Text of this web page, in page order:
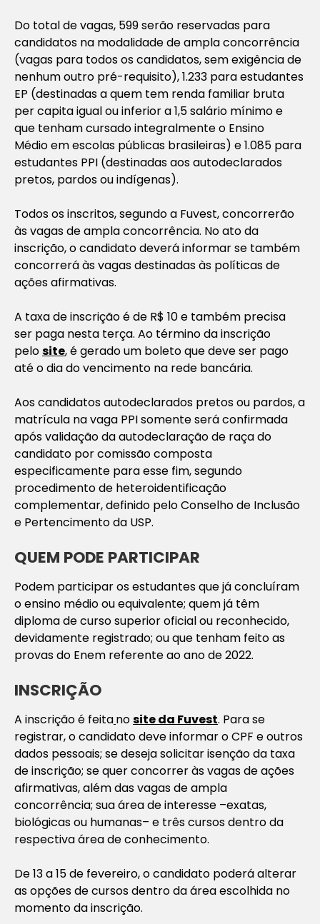
Do total de vagas, 599 serão reservadas para
candidatos na modalidade de ampla concorrência
(vagas para todos os candidatos, sem exigência de
nenhum outro pré-requisito), 1.233 para estudantes
EP (destinadas a quem tem renda familiar bruta
per capita igual ou inferior a 1,5 salário mínimo e
que tenham cursado integralmente o Ensino
Médio em escolas públicas brasileiras) e 1.085 para
estudantes PPI (destinadas aos autodeclarados
pretos, pardos ou indígenas).
Todos os inscritos, segundo a Fuvest, concorrerão
às vagas de ampla concorrência. No ato da
inscrição, o candidato deverá informar se também
concorrerá às vagas destinadas às políticas de
ações afirmativas.
A taxa de inscrição é de R$ 10 e também precisa
ser paga nesta terça. Ao término da inscrição
pelosite, é gerado um boleto que deve ser pago
até o dia do vencimento na rede bancária.
Aos candidatos autodeclarados pretos ou pardos, a
matrícula na vaga PPI somente será confirmada
após validação da autodeclaração de raça do
candidato por comissão composta
especificamente para esse fim, segundo
procedimento de heteroidentificação
complementar, definido pelo Conselho de Inclusão
e Pertencimento da USP.
QUEM PODE PARTICIPAR
Podem participar os estudantes que já concluíram
o ensino médio ou equivalente; quem já têm
diploma de curso superior oficial ou reconhecido,
devidamente registrado; ou que tenham feito as
provas do Enem referente ao ano de 2022.
INSCRIÇÃO
A inscrição é feitanosite da Fuvest. Para se
registrar, o candidato deve informar o CPF e outros
dados pessoais; se deseja solicitar isenção da taxa
de inscrição; se quer concorrer às vagas de ações
afirmativas, além das vagas de ampla
concorrência; sua área de interesse –exatas,
biológicas ou humanas– e três cursos dentro da
respectiva área de conhecimento.
De 13 a 15 de fevereiro, o candidato poderá alterar
as opções de cursos dentro da área escolhida no
momento da inscrição.